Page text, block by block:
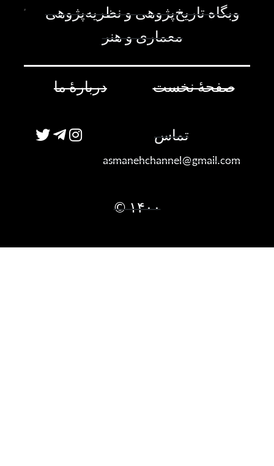
وبگاه تاریخ‌پژوهی و نظریه‌پژوهی
معماری و هنر
صفحۀ نخست دربارۀ ما
تماس
asmanehchannel@gmail.com
۱۴۰۰ ©